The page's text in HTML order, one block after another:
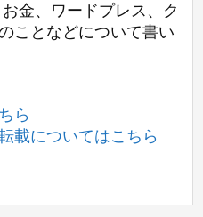
金、ワードプレス、ク
ことなどについて書い
ら
載についてはこちら